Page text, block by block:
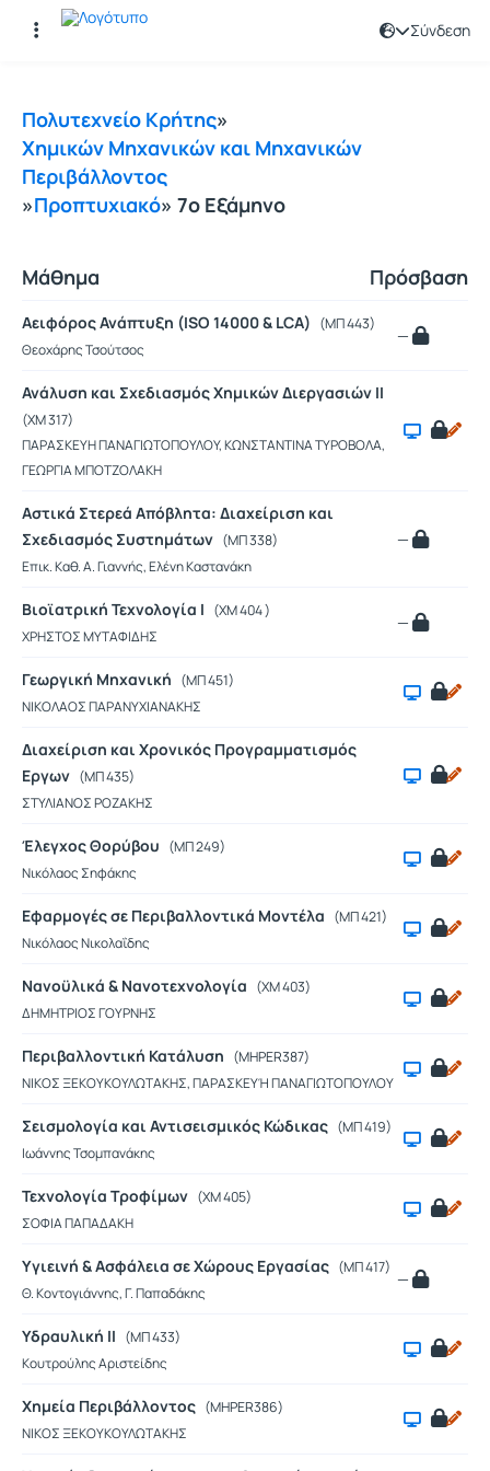
Σύνδεση
Μαθήματα
Πολυτεχνείο Κρήτης»
Χημικών Μηχανικών και Μηχανικών
Περιβάλλοντος
»Προπτυχιακό» 7ο Εξάμηνο
Μάθημα Πρόσβαση
Αειφόρος Ανάπτυξη (ISO 14000 & LCA) (ΜΠ 443)
Θεοχάρης Τσούτσος
—
Ανάλυση και Σχεδιασμός Χημικών Διεργασιών ΙΙ
(ΧΜ 317)
ΠΑΡΑΣΚΕΥΗ ΠΑΝΑΓΙΩΤΟΠΟΥΛΟΥ, ΚΩΝΣΤΑΝΤΙΝΑ ΤΥΡΟΒΟΛΑ,
ΓΕΩΡΓΙΑ ΜΠΟΤΖΟΛΑΚΗ
Αστικά Στερεά Απόβλητα: Διαχείριση και
Σχεδιασμός Συστημάτων (ΜΠ 338)
Επικ. Καθ. Α. Γιαννής, Ελένη Καστανάκη
—
Βιοϊατρική Τεχνολογία Ι (ΧΜ 404 )
ΧΡΗΣΤΟΣ ΜΥΤΑΦΙΔΗΣ
—
Γεωργική Μηχανική (ΜΠ 451)
ΝΙΚΟΛΑΟΣ ΠΑΡΑΝΥΧΙΑΝΑΚΗΣ
Διαχείριση και Χρονικός Προγραμματισμός
Εργων (ΜΠ 435)
ΣΤΥΛΙΑΝΟΣ ΡΟΖΑΚΗΣ
Έλεγχος Θορύβου (ΜΠ 249)
Νικόλαος Σηφάκης
Εφαρμογές σε Περιβαλλοντικά Μοντέλα (ΜΠ 421)
Νικόλαος Νικολαΐδης
Νανοϋλικά & Νανοτεχνολογία (XM 403)
ΔΗΜΗΤΡΙΟΣ ΓΟΥΡΝΗΣ
Περιβαλλοντική Κατάλυση (MHPER387)
ΝΙΚΟΣ ΞΕΚΟΥΚΟΥΛΩΤΑΚΗΣ, ΠΑΡΑΣΚΕΥΉ ΠΑΝΑΓΙΩΤΟΠΟΥΛΟΥ
Σεισμολογία και Αντισεισμικός Κώδικας (ΜΠ 419)
Ιωάννης Τσομπανάκης
Τεχνολογία Τροφίμων (ΧΜ 405)
ΣΟΦΙΑ ΠΑΠΑΔΑΚΗ
Υγιεινή & Ασφάλεια σε Χώρους Εργασίας (ΜΠ 417)
Θ. Κοντογιάννης, Γ. Παπαδάκης
—
Υδραυλική ΙΙ (ΜΠ 433)
Κουτρούλης Αριστείδης
Χημεία Περιβάλλοντος (MHPER386)
ΝΙΚΟΣ ΞΕΚΟΥΚΟΥΛΩΤΑΚΗΣ